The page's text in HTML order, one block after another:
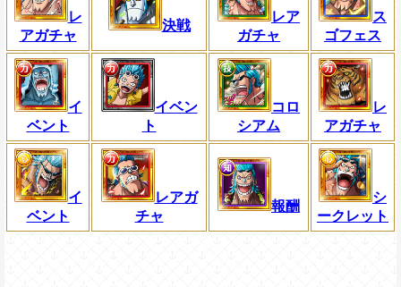
レ
アガチャ
決戦
レア
ガチャ
ス
ゴフェス
イ
ベント
イベン
ト
コロ
シアム
レ
アガチャ
イ
ベント
レアガ
チャ
報酬
シ
ークレット